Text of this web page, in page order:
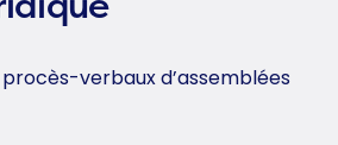
verbaux d’assemblées